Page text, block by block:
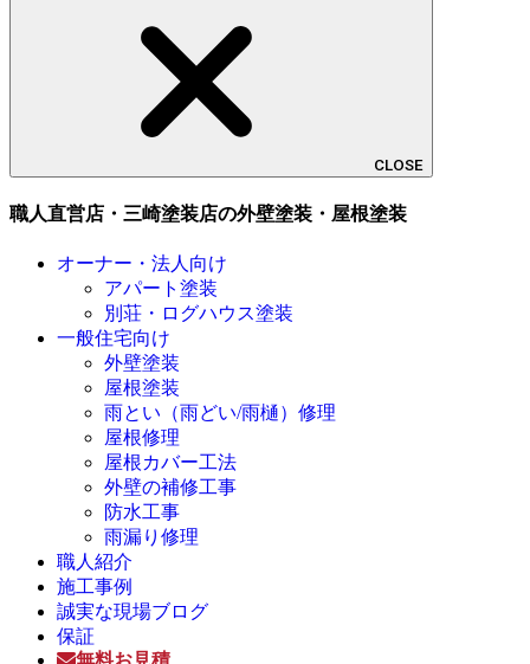
CLOSE
職人直営店・三崎塗装店の外壁塗装・屋根塗装
オーナー・法人向け
アパート塗装
別荘・ログハウス塗装
一般住宅向け
外壁塗装
屋根塗装
雨とい（雨どい/雨樋）修理
屋根修理
屋根カバー工法
外壁の補修工事
防水工事
雨漏り修理
職人紹介
施工事例
誠実な現場ブログ
保証
無料お見積